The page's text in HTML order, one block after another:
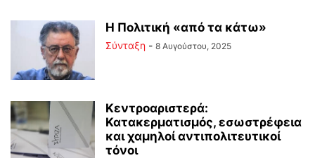
Η Πολιτική «από τα κάτω»
Σύνταξη - 8 Αυγούστου, 2025
Κεντροαριστερά:
Κατακερματισμός, εσωστρέφεια
και χαμηλοί αντιπολιτευτικοί
τόνοι